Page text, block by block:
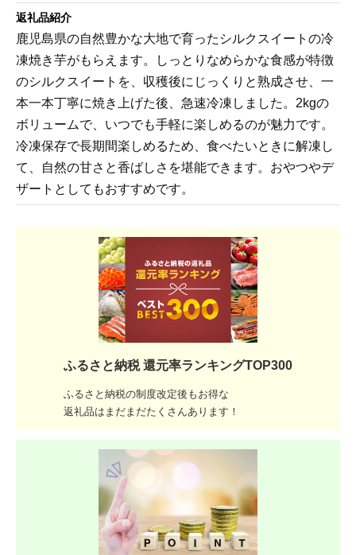
返礼品紹介
鹿児島県の自然豊かな大地で育ったシルクスイートの冷
凍焼き芋がもらえます。しっとりなめらかな食感が特徴
のシルクスイートを、収穫後にじっくりと熟成させ、一
本一本丁寧に焼き上げた後、急速冷凍しました。2kgの
ボリュームで、いつでも手軽に楽しめるのが魅力です。
冷凍保存で長期間楽しめるため、食べたいときに解凍し
て、自然の甘さと香ばしさを堪能できます。おやつやデ
ザートとしてもおすすめです。
ふるさと納税 還元率ランキングTOP300
ふるさと納税の制度改定後もお得な
返礼品はまだまだたくさんあります！